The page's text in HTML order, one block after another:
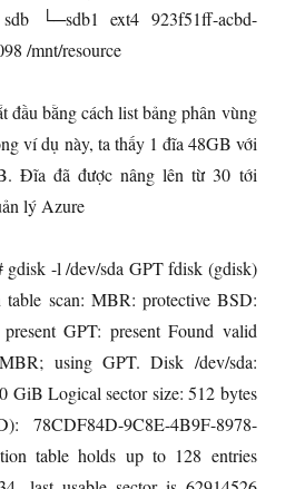
└─sdb1 ext4 923f51ff-acbd-
/mnt/resource
đầu bằng cách list bảng phân vùng
ví dụ này, ta thấy 1 đĩa 48GB với
Đĩa đã được nâng lên từ 30 tới
lý Azure
gdisk -l /dev/sda GPT fdisk (gdisk)
table scan: MBR: protective BSD:
GPT: present Found valid
using GPT. Disk /dev/sda:
GiB Logical sector size: 512 bytes
78CDF84D-9C8E-4B9F-8978-
table holds up to 128 entries